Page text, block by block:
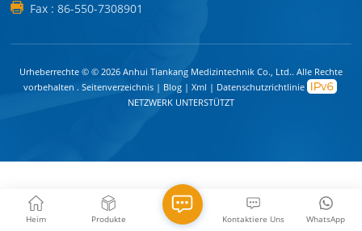
Fax : 86-550-7308901
Urheberrechte © © 2026 Anhui Tiankang Medizintechnik Co., Ltd.. Alle Rechte
vorbehalten . Seitenverzeichnis | Blog | Xml | Datenschutzrichtlinie
NETZWERK UNTERSTÜTZT
Heim Produkte WhatsApp
Kontaktiere Uns